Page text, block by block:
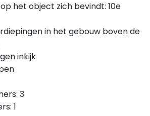
het object zich bevindt: 10e
in het gebouw boven de
inkijk
3
1